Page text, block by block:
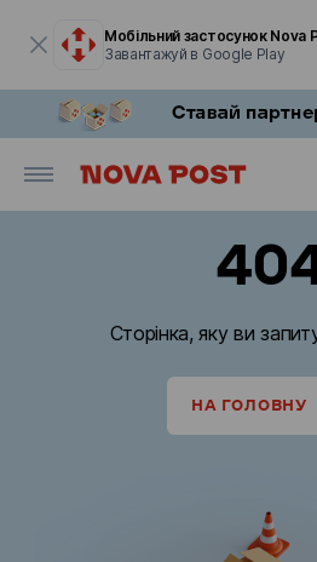
Мобільний застосунок Nova
Завантажуй в Google Play
Сторінка, яку ви
НА ГОЛОВНУ